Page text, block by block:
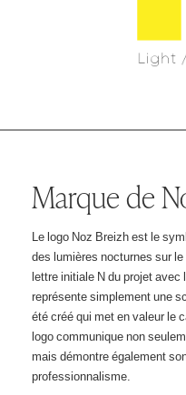
Marque de
Le logo Noz Breizh est le
des lumières nocturnes sur
lettre initiale N du projet avec
représente simplement une
été créé qui met en valeur le
logo communique non
mais démontre également
professionnalisme.